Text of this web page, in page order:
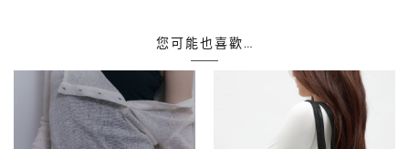
您可能也喜歡…